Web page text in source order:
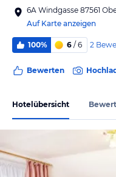
6A Windgasse 87561
Auf Karte anzeigen
100% 6 / 6 2
Bewerten
Hotelübersicht